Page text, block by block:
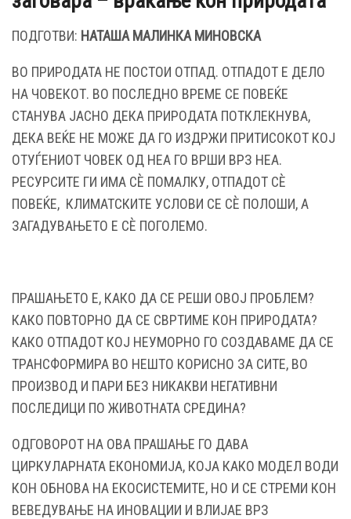
ПОДГОТВИ: НАТАША МАЛИНКА МИНОВСКА
ВО ПРИРОДАТА НЕ ПОСТОИ ОТПАД. ОТПАДОТ Е ДЕЛО
НА ЧОВЕКОТ. ВО ПОСЛЕДНО ВРЕМЕ СЕ ПОВЕЌЕ
СТАНУВА ЈАСНО ДЕКА ПРИРОДАТА ПОТКЛЕКНУВА,
ДЕКА ВЕЌЕ НЕ МОЖЕ ДА ГО ИЗДРЖИ ПРИТИСОКОТ КОЈ
ОТУЃЕНИОТ ЧОВЕК ОД НЕА ГО ВРШИ ВРЗ НЕА.
РЕСУРСИТЕ ГИ ИМА СÈ ПОМАЛКУ, ОТПАДОТ СÈ
ПОВЕЌЕ, КЛИМАТСКИТЕ УСЛОВИ СЕ СÈ ПОЛОШИ, А
ЗАГАДУВАЊЕТО Е СÈ ПОГОЛЕМО.
ПРАШАЊЕТО Е, КАКО ДА СЕ РЕШИ ОВОЈ ПРОБЛЕМ?
КАКО ПОВТОРНО ДА СЕ СВРТИМЕ КОН ПРИРОДАТА?
КАКО ОТПАДОТ КОЈ НЕУМОРНО ГО СОЗДАВАМЕ ДА СЕ
ТРАНСФОРМИРА ВО НЕШТО КОРИСНО ЗА СИТЕ, ВО
ПРОИЗВОД И ПАРИ БЕЗ НИКАКВИ НЕГАТИВНИ
ПОСЛЕДИЦИ ПО ЖИВОТНАТА СРЕДИНА?
ОДГОВОРОТ НА ОВА ПРАШАЊЕ ГО ДАВА
ЦИРКУЛАРНАТА ЕКОНОМИЈА, КОЈА КАКО МОДЕЛ ВОДИ
КОН ОБНОВА НА ЕКОСИСТЕМИТЕ, НО И СЕ СТРЕМИ КОН
ВЕВЕДУВАЊЕ НА ИНОВАЦИИ И ВЛИЈАЕ ВРЗ